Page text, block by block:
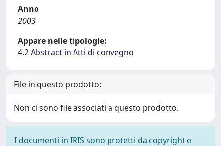
Anno
2003
Appare nelle tipologie:
4.2 Abstract in Atti di convegno
File in questo prodotto:
Non ci sono file associati a questo prodotto.
I documenti in IRIS sono protetti da copyright e